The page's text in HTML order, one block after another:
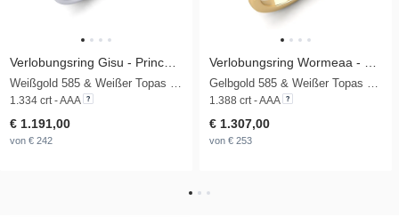
1.334 crt - AAA
€ 1.191,00
von € 242
1.388 crt - AAA
€ 1.307,00
von € 253